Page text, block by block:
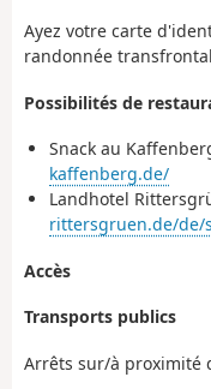
Ayez votre carte
randonnée
Possibilités de
Snack au
kaffenberg.de/
Landhotel
rittersgruen.de/de/
Accès
Transports publics
Arrêts sur/à proximité